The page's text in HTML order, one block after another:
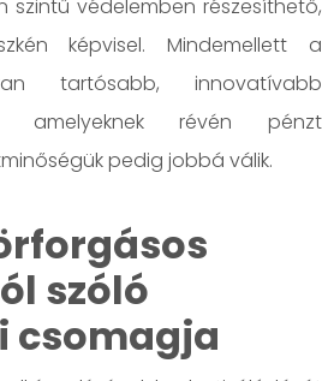
szintű védelemben részesíthető,
képvisel. Mindemellett a
tartósabb, innovatívabb
amelyeknek révén pénzt
pedig jobbá válik.
szóló
csomagja